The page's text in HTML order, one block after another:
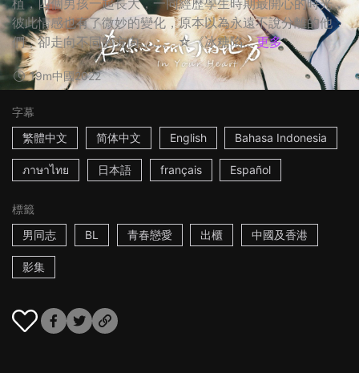
植，四個男孩一起長大，一同經歷學生時期最開心的時光，
彼此情感也有了微妙的變化，原本以為永遠不說分離的他
們，卻走向不同的方向……。 ☆《冰糖陷... 更多
19m中國2022
字幕
繁體中文
简体中文 English Bahasa Indonesia
ภาษาไทย 日本語 français Español
標籤
男同志
BL 青春戀愛 出櫃 中國及香港
影集